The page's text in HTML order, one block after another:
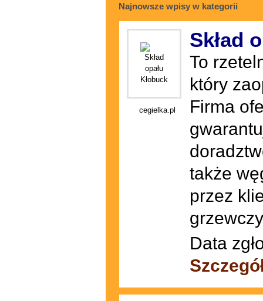
Najnowsze wpisy w kategorii
cegielka.pl
Skład
To
który
Firma
także
przez
Data